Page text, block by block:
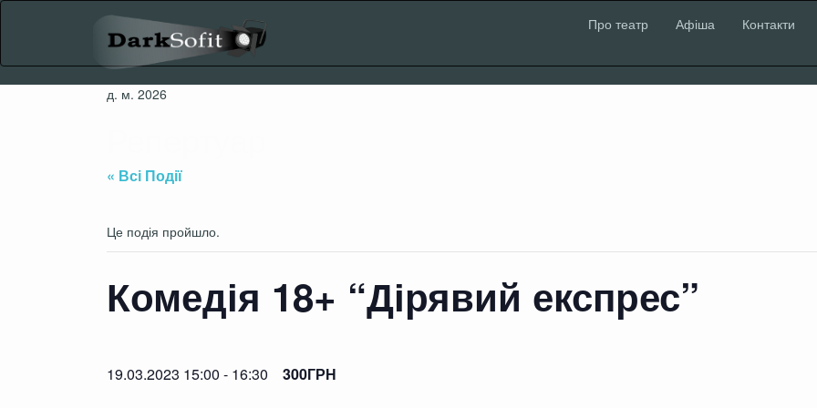
Про театр Афіша Контакти
д. м. 2026
« Всі Події
Це подія пройшло.
Комедія 18+ “Дірявий експрес”
19.03.2023 15:00 - 16:30 300ГРН